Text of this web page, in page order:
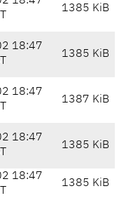
1385 KiB
18:47
1385 KiB
18:47
1387 KiB
18:47
1385 KiB
18:47
1385 KiB